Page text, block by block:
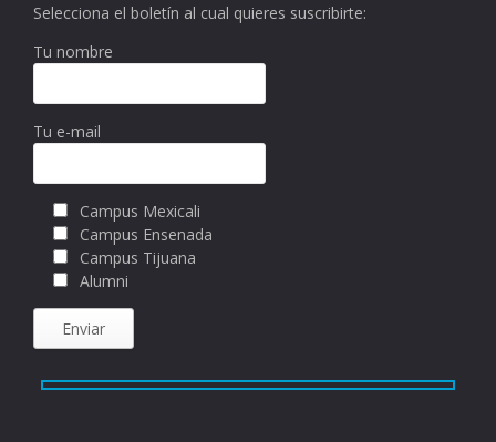
Selecciona el boletín al cual quieres suscribirte:
Tu nombre
Tu e-mail
Campus Mexicali
Campus Ensenada
Campus Tijuana
Alumni